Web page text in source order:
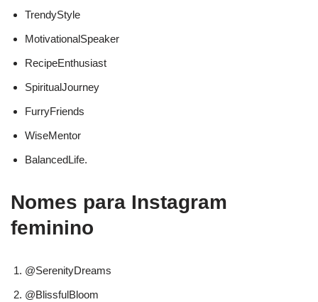
TrendyStyle
MotivationalSpeaker
RecipeEnthusiast
SpiritualJourney
FurryFriends
WiseMentor
BalancedLife.
Nomes para Instagram
feminino
@SerenityDreams
@BlissfulBloom